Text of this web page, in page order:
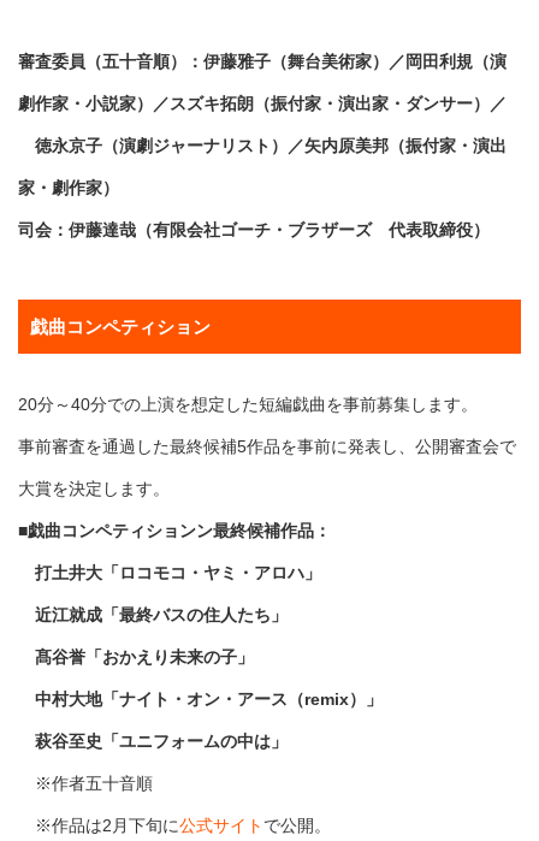
審査委員（五十音順）：伊藤雅子（舞台美術家）／岡田利規（演
劇作家・小説家）／スズキ拓朗（振付家・演出家・ダンサー）／
徳永京子（演劇ジャーナリスト）／矢内原美邦（振付家・演出
家・劇作家）
司会：伊藤達哉（有限会社ゴーチ・ブラザーズ 代表取締役）
戯曲コンペティション
20分～40分での上演を想定した短編戯曲を事前募集します。
事前審査を通過した最終候補5作品を事前に発表し、公開審査会で
大賞を決定します。
■戯曲コンペティションン最終候補作品：
打土井大「ロコモコ・ヤミ・アロハ」
近江就成「最終バスの住人たち」
髙谷誉「おかえり未来の子」
中村大地「ナイト・オン・アース（remix）」
萩谷至史「ユニフォームの中は」
※作者五十音順
※作品は2月下旬に公式サイト で公開。